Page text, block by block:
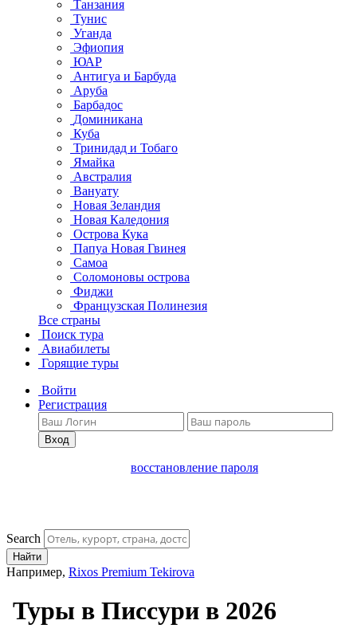
Танзания
Тунис
Уганда
Эфиопия
ЮАР
Антигуа и Барбуда
Аруба
Барбадос
Доминикана
Куба
Тринидад и Тобаго
Ямайка
Австралия
Вануату
Новая Зеландия
Новая Каледония
Острова Кука
Папуа Новая Гвинея
Самоа
Соломоновы острова
Фиджи
Французская Полинезия
Все страны
Поиск тура
Авиабилеты
Горящие туры
Войти
Регистрация
Вход
восстановление пароля
Search
Найти
Например, Rixos Premium Tekirova
Туры в Писсури в 2026